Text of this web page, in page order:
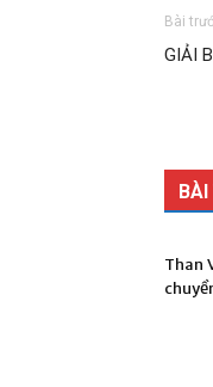
Bài
GIẢI
BÀI
Than